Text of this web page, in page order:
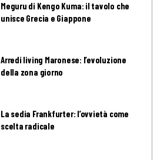
Meguru di Kengo Kuma: il tavolo che
unisce Grecia e Giappone
Arredi living Maronese: l’evoluzione
della zona giorno
La sedia Frankfurter: l’ovvietà come
scelta radicale